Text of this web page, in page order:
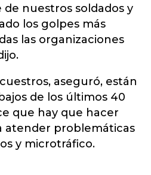
de nuestros soldados y
los golpes más
las organizaciones
aseguró, están
de los últimos 40
que hay que hacer
atender problemáticas
y microtráfico.